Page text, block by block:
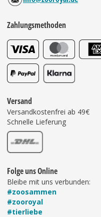
Zahlungsmethoden
Versand
Versandkostenfrei ab 49€
Schnelle Lieferung
Folge uns Online
Bleibe mit uns verbunden:
#zoosammen
#zooroyal
#tierliebe